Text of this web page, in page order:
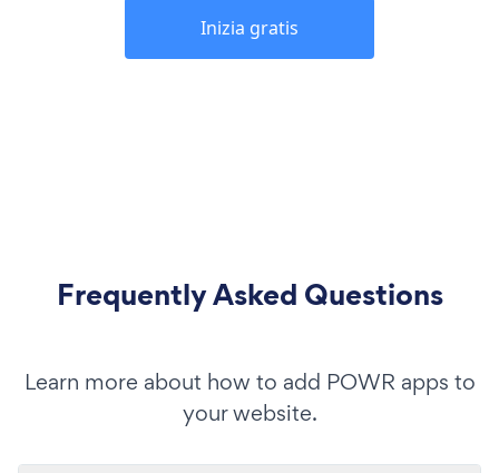
Inizia gratis
Frequently Asked Questions
Learn more about how to add POWR apps to
your website.